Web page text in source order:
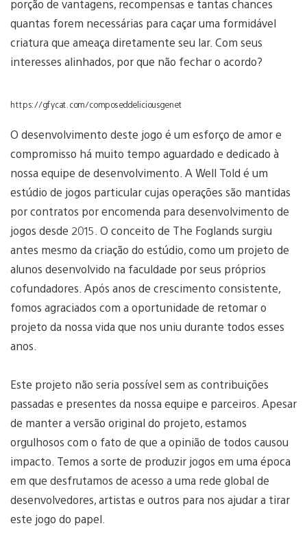
porção de vantagens, recompensas e tantas chances
quantas forem necessárias para caçar uma formidável
criatura que ameaça diretamente seu lar. Com seus
interesses alinhados, por que não fechar o acordo?
https://gfycat.com/composeddeliciousgenet
O desenvolvimento deste jogo é um esforço de amor e
compromisso há muito tempo aguardado e dedicado à
nossa equipe de desenvolvimento. A Well Told é um
estúdio de jogos particular cujas operações são mantidas
por contratos por encomenda para desenvolvimento de
jogos desde 2015. O conceito de The Foglands surgiu
antes mesmo da criação do estúdio, como um projeto de
alunos desenvolvido na faculdade por seus próprios
cofundadores. Após anos de crescimento consistente,
fomos agraciados com a oportunidade de retomar o
projeto da nossa vida que nos uniu durante todos esses
anos.
Este projeto não seria possível sem as contribuições
passadas e presentes da nossa equipe e parceiros. Apesar
de manter a versão original do projeto, estamos
orgulhosos com o fato de que a opinião de todos causou
impacto. Temos a sorte de produzir jogos em uma época
em que desfrutamos de acesso a uma rede global de
desenvolvedores, artistas e outros para nos ajudar a tirar
este jogo do papel.